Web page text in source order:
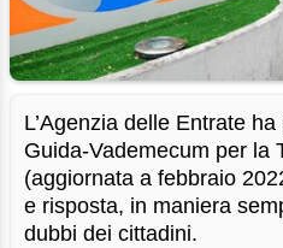
L’Agenzia delle Entrate
Guida-Vademecum per la
(aggiornata a febbraio
e risposta, in maniera
dubbi dei cittadini.